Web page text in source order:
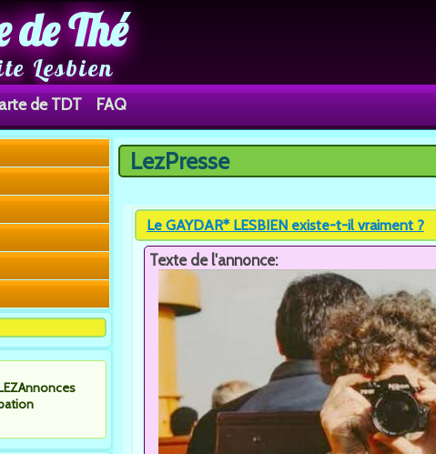
de Thé
Lesbien
de TDT FAQ
Vous êtes ici
LezPresse
Le GAYDAR* LESBIEN existe-t-il vraiment ?
Texte de l'annonce: